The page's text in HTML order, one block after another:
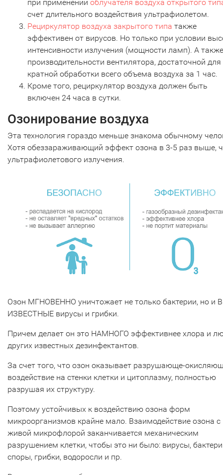
при применении облучателя воздуха открытого
счет длительного воздействия ультрафиолетом.
Рециркулятор воздуха закрытого типа также
эффективен от вирусов. Но только при условии
интенсивности излучения (мощности ламп). А также
производительности вентилятора, достаточной для
кратной обработки всего объема воздуха за 1 час.
Кроме того, рециркулятор воздуха должен быть
включен 24 часа в сутки.
Озонирование воздуха
Эта технология гораздо меньше знакома обычному
Хотя обеззараживающий эффект озона в 3-5 раз выше,
ультрафиолетового излучения.
Озон МГНОВЕННО уничтожает не только бактерии, но и
ИЗВЕСТНЫЕ вирусы и грибки.
Причем делает он это НАМНОГО эффективнее хлора и
других известных дезинфектантов.
За счет того, что озон оказывает разрушающе-
воздействие на стенки клетки и цитоплазму, полностью
разрушая их структуру.
Поэтому устойчивых к воздействию озона форм
микроорганизмов крайне мало. Взаимодействие озона с
живой микрофлорой заканчивается механическим
разрушением клетки, чтобы это ни было: вирусы,
споры, грибки, водоросли и пр.